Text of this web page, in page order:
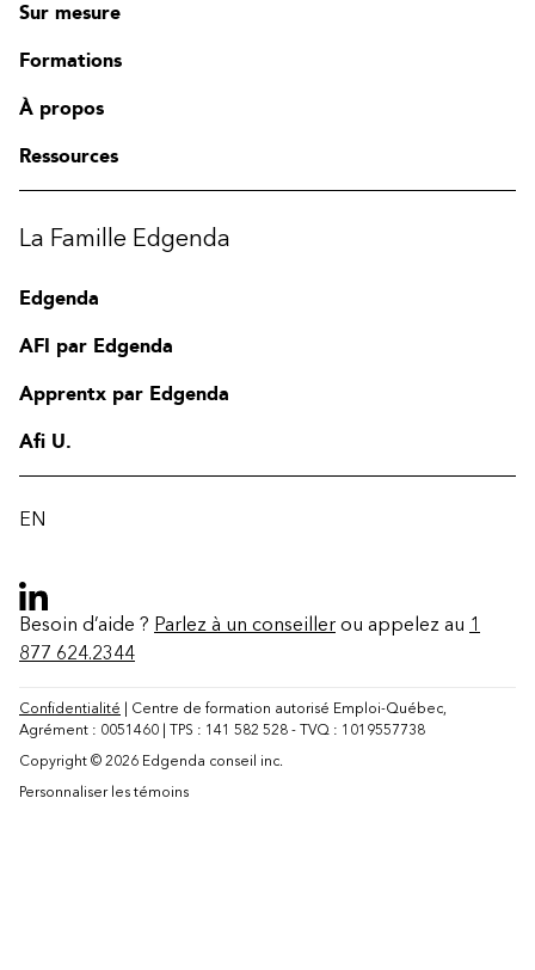
Sur mesure
Formations
À propos
Ressources
La Famille Edgenda
Edgenda
AFI par Edgenda
Apprentx par Edgenda
Afi U.
EN
Besoin d’aide ? Parlez à un conseiller ou appelez au 1
877 624.2344
Confidentialité | Centre de formation autorisé Emploi-Québec,
Agrément : 0051460 | TPS : 141 582 528 - TVQ : 1019557738
Copyright © 2026 Edgenda conseil inc.
Personnaliser les témoins